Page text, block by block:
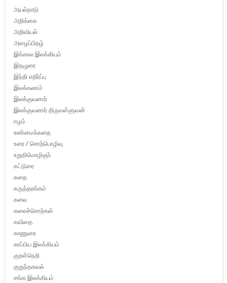
அயல்நாடு
அறிக்கை
அறிவியல்
அழைப்பிதழ்
இக்கால இலக்கியம்
இதழுரை
இந்தி எதிர்ப்பு
இலக்கணம்
இலக்குவனார்
இலக்குவனார் திருவள்ளுவன்
ஈழம்
உண்மைக்கதை
உரை / சொற்பொழிவு
உறுதிமொழிஞர்
கட்டுரை
கதை
கருத்தரங்கம்
கலை
கலைச்சொற்கள்
கவிதை
காணுரை
காப்பிய இலக்கியம்
குறள்நெறி
குறுந்தகவல்
சங்க இலக்கியம்